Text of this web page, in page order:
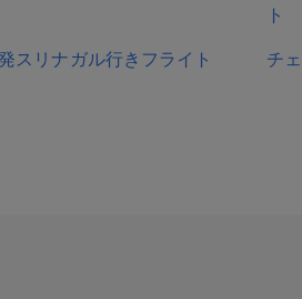
ト
スリナガル行きフライト チ